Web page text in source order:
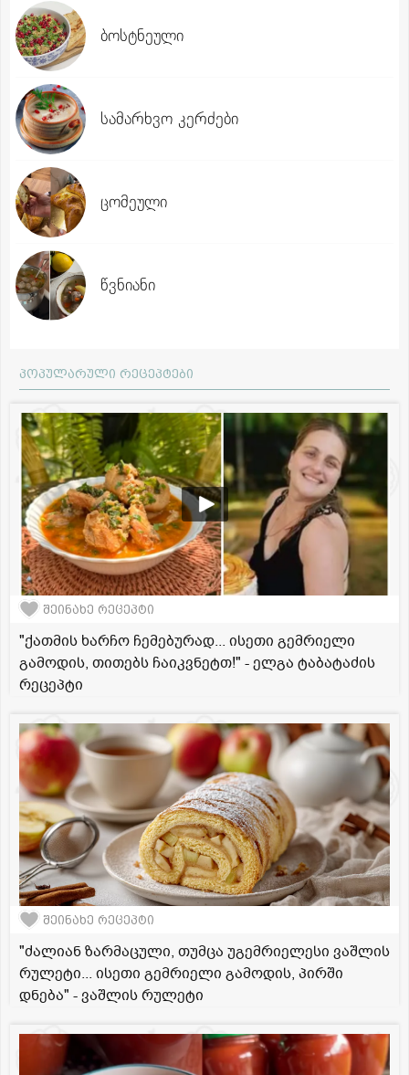
ბოსტნეული
სამარხვო კერძები
ცომეული
წვნიანი
პოპულარული რეცეპტები
შეინახე რეცეპტი
"ქათმის ხარჩო ჩემებურად... ისეთი გემრიელი
გამოდის, თითებს ჩაიკვნეტთ!" - ელგა ტაბატაძის
რეცეპტი
შეინახე რეცეპტი
"ძალიან ზარმაცული, თუმცა უგემრიელესი ვაშლის
რულეტი... ისეთი გემრიელი გამოდის, პირში
დნება" - ვაშლის რულეტი